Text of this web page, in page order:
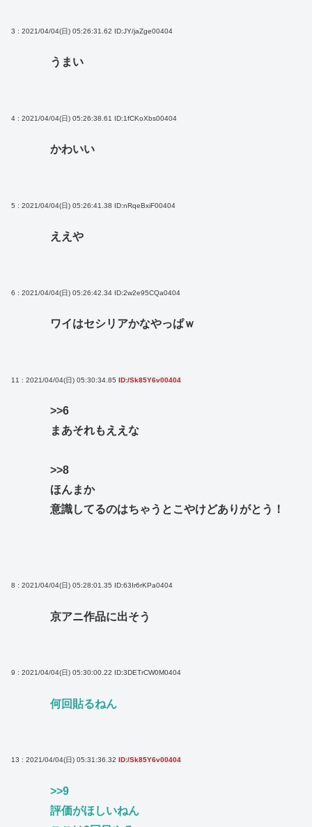
3 : 2021/04/04(日) 05:26:31.62 ID:JY/jaZge00404
うまい
4 : 2021/04/04(日) 05:26:38.61 ID:1fCKoXbs00404
かわいい
5 : 2021/04/04(日) 05:26:41.38 ID:nRqeBxiF00404
ええや
6 : 2021/04/04(日) 05:26:42.34 ID:2w2e95CQa0404
ワイはセシリアかなやっぱｗ
11 : 2021/04/04(日) 05:30:34.85 ID:/Sk85Y6v00404
>>6
まあそれもええな
>>8
ほんまか
意識してるのはちゃうとこやけどありがとう！
8 : 2021/04/04(日) 05:28:01.35 ID:63Ir6rKPa0404
京アニ作品に出そう
9 : 2021/04/04(日) 05:30:00.22 ID:3DETrCW0M0404
何回貼るねん
13 : 2021/04/04(日) 05:31:36.32 ID:/Sk85Y6v00404
>>9
評価がほしいねん